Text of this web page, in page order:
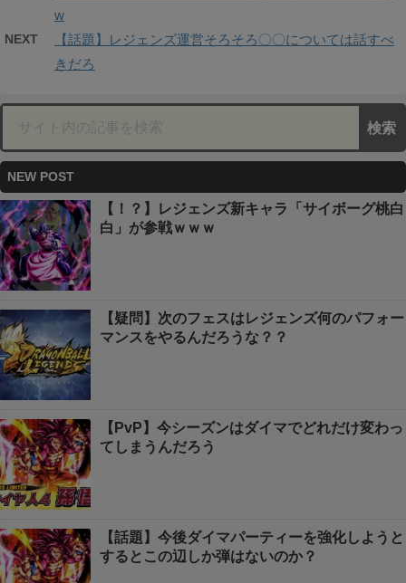
w
NEXT
【話題】レジェンズ運営そろそろ〇〇については話すべ
きだろ
NEW POST
【！？】レジェンズ新キャラ「サイボーグ桃白
白」が参戦ｗｗｗ
【疑問】次のフェスはレジェンズ何のパフォー
マンスをやるんだろうな？？
【PvP】今シーズンはダイマでどれだけ変わっ
てしまうんだろう
【話題】今後ダイマパーティーを強化しようと
するとこの辺しか弾はないのか？